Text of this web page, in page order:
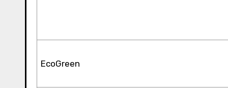
EcoGreen